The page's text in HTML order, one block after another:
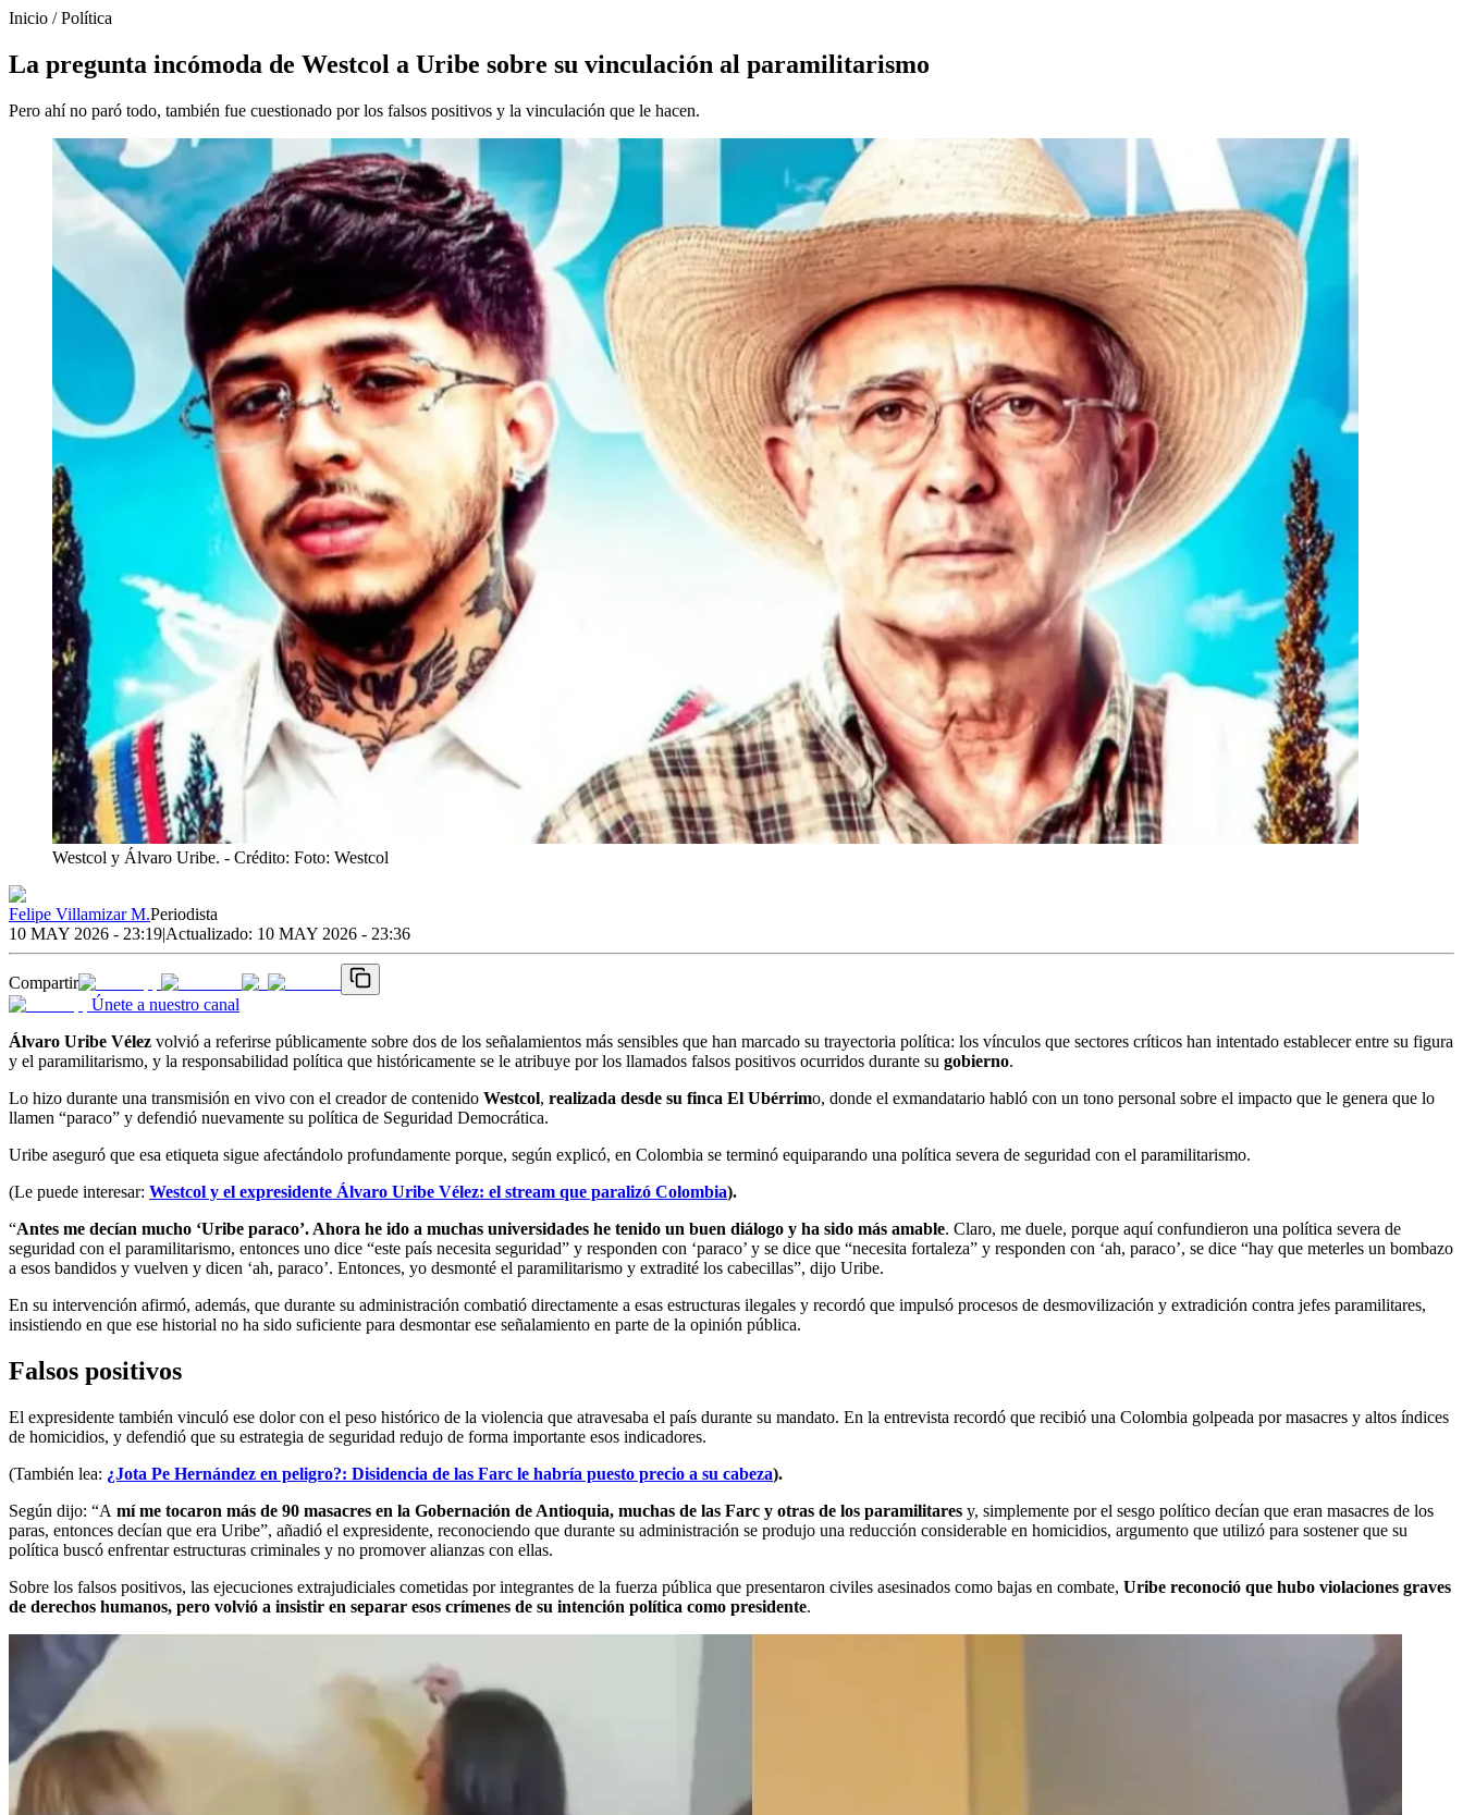
Inicio /Política
La pregunta incómoda de Westcol a Uribe sobre su vinculación al paramilitarismo
Pero ahí no paró todo, también fue cuestionado por los falsos positivos y la vinculación que le hacen.
Westcol y Álvaro Uribe. - Crédito: Foto: Westcol
Felipe Villamizar M.Periodista
10 MAY 2026 - 23:19|Actualizado: 10 MAY 2026 - 23:36
Compartir
Únete a nuestro canal
Álvaro Uribe Vélez volvió a referirse públicamente sobre dos de los señalamientos más sensibles que han marcado su trayectoria política: los vínculos que sectores críticos han intentado establecer entre su figura
y el paramilitarismo, y la responsabilidad política que históricamente se le atribuye por los llamados falsos positivos ocurridos durante su gobierno.
Lo hizo durante una transmisión en vivo con el creador de contenido Westcol, realizada desde su finca El Ubérrimo, donde el exmandatario habló con un tono personal sobre el impacto que le genera que lo
llamen “paraco” y defendió nuevamente su política de Seguridad Democrática.
Uribe aseguró que esa etiqueta sigue afectándolo profundamente porque, según explicó, en Colombia se terminó equiparando una política severa de seguridad con el paramilitarismo.
(Le puede interesar: Westcol y el expresidente Álvaro Uribe Vélez: el stream que paralizó Colombia).
“Antes me decían mucho ‘Uribe paraco’. Ahora he ido a muchas universidades he tenido un buen diálogo y ha sido más amable. Claro, me duele, porque aquí confundieron una política severa de
seguridad con el paramilitarismo, entonces uno dice “este país necesita seguridad” y responden con ‘paraco’ y se dice que “necesita fortaleza” y responden con ‘ah, paraco’, se dice “hay que meterles un bombazo
a esos bandidos y vuelven y dicen ‘ah, paraco’. Entonces, yo desmonté el paramilitarismo y extradité los cabecillas”, dijo Uribe.
En su intervención afirmó, además, que durante su administración combatió directamente a esas estructuras ilegales y recordó que impulsó procesos de desmovilización y extradición contra jefes paramilitares,
insistiendo en que ese historial no ha sido suficiente para desmontar ese señalamiento en parte de la opinión pública.
Falsos positivos
El expresidente también vinculó ese dolor con el peso histórico de la violencia que atravesaba el país durante su mandato. En la entrevista recordó que recibió una Colombia golpeada por masacres y altos índices
de homicidios, y defendió que su estrategia de seguridad redujo de forma importante esos indicadores.
(También lea: ¿Jota Pe Hernández en peligro?: Disidencia de las Farc le habría puesto precio a su cabeza).
Según dijo: “A mí me tocaron más de 90 masacres en la Gobernación de Antioquia, muchas de las Farc y otras de los paramilitares y, simplemente por el sesgo político decían que eran masacres de los
paras, entonces decían que era Uribe”, añadió el expresidente, reconociendo que durante su administración se produjo una reducción considerable en homicidios, argumento que utilizó para sostener que su
política buscó enfrentar estructuras criminales y no promover alianzas con ellas.
Sobre los falsos positivos, las ejecuciones extrajudiciales cometidas por integrantes de la fuerza pública que presentaron civiles asesinados como bajas en combate, Uribe reconoció que hubo violaciones graves
de derechos humanos, pero volvió a insistir en separar esos crímenes de su intención política como presidente.